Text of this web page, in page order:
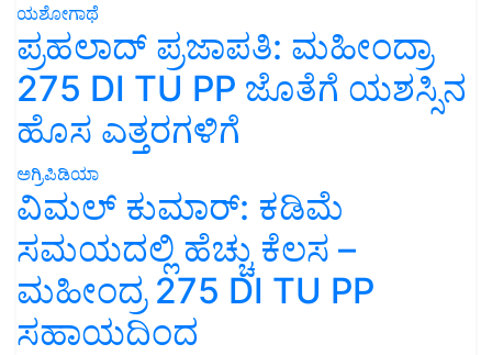
ಯಶೋಗಾಥೆ
ಪ್ರಹಲಾದ್ ಪ್ರಜಾಪತಿ: ಮಹೀಂದ್ರಾ
275 DI TU PP ಜೊತೆಗೆ ಯಶಸ್ಸಿನ
ಹೊಸ ಎತ್ತರಗಳಿಗೆ
ಅಗ್ರಿಪಿಡಿಯಾ
ವಿಮಲ್ ಕುಮಾರ್: ಕಡಿಮೆ
ಸಮಯದಲ್ಲಿ ಹೆಚ್ಚು ಕೆಲಸ –
ಮಹೀಂದ್ರ 275 DI TU PP
ಸಹಾಯದಿಂದ